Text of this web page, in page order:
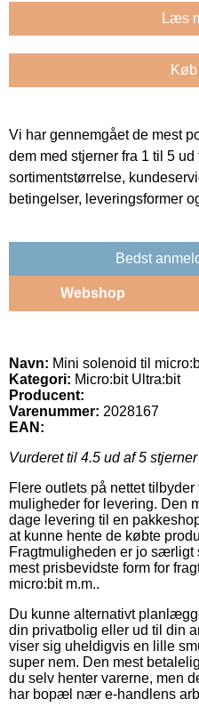
Læs
Vi har gennemgået de mest
dem med stjerner fra 1 til 5
sortimentstørrelse,
betingelser, leveringsformer
Bedst
Webshop
Navn: Mini solenoid til
Kategori: Micro:bit Ultra:bit
Producent:
Varenummer: 2028167
EAN:
Vurderet til 4.5 ud af 5
Flere outlets på nettet
muligheder for levering. Den
dage levering til en
at kunne hente de købte
Fragtmuligheden er jo særligt
mest prisbevidste form for
micro:bit m.m..
Du kunne alternativt
din privatbolig eller ud til din
viser sig uheldigvis en lille
super nem. Den mest
du selv henter varerne, men
har bopæl nær e-handlens